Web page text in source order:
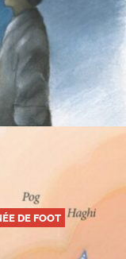
DE FOOT